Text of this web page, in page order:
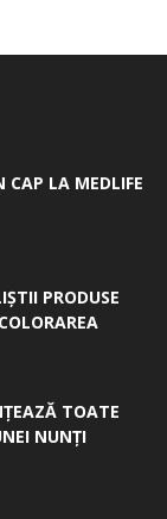
CAP LA MEDLIFE
PRODUSE
TOATE
NUNȚI